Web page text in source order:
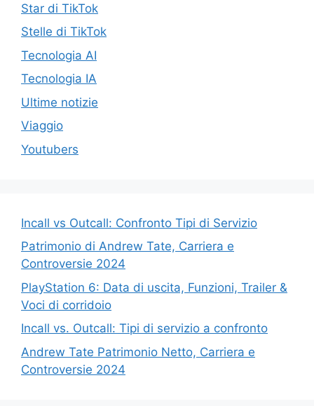
Star di TikTok
Stelle di TikTok
Tecnologia AI
Tecnologia IA
Ultime notizie
Viaggio
Youtubers
Incall vs Outcall: Confronto Tipi di Servizio
Patrimonio di Andrew Tate, Carriera e
Controversie 2024
PlayStation 6: Data di uscita, Funzioni, Trailer &
Voci di corridoio
Incall vs. Outcall: Tipi di servizio a confronto
Andrew Tate Patrimonio Netto, Carriera e
Controversie 2024